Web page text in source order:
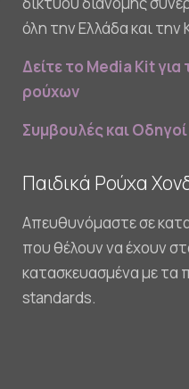
όλη την Ελλάδα και την
Δείτε το Media Kit για
ρούχων
Συμβουλές και
Παιδικά Ρούχα
Απευθυνόμαστε σε
που θέλουν να έχουν
κατασκευασμένα με τα
standards.